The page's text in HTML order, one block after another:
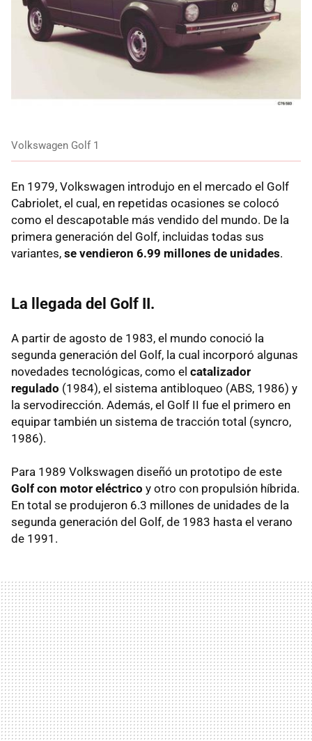
Volkswagen Golf 1
En 1979, Volkswagen introdujo en el mercado el Golf
Cabriolet, el cual, en repetidas ocasiones se colocó
como el descapotable más vendido del mundo. De la
primera generación del Golf, incluidas todas sus
variantes, se vendieron 6.99 millones de unidades.
La llegada del Golf II.
A partir de agosto de 1983, el mundo conoció la
segunda generación del Golf, la cual incorporó algunas
novedades tecnológicas, como el catalizador
regulado (1984), el sistema antibloqueo (ABS, 1986) y
la servodirección. Además, el Golf II fue el primero en
equipar también un sistema de tracción total (syncro,
1986).
Para 1989 Volkswagen diseñó un prototipo de este
Golf con motor eléctrico y otro con propulsión híbrida.
En total se produjeron 6.3 millones de unidades de la
segunda generación del Golf, de 1983 hasta el verano
de 1991.